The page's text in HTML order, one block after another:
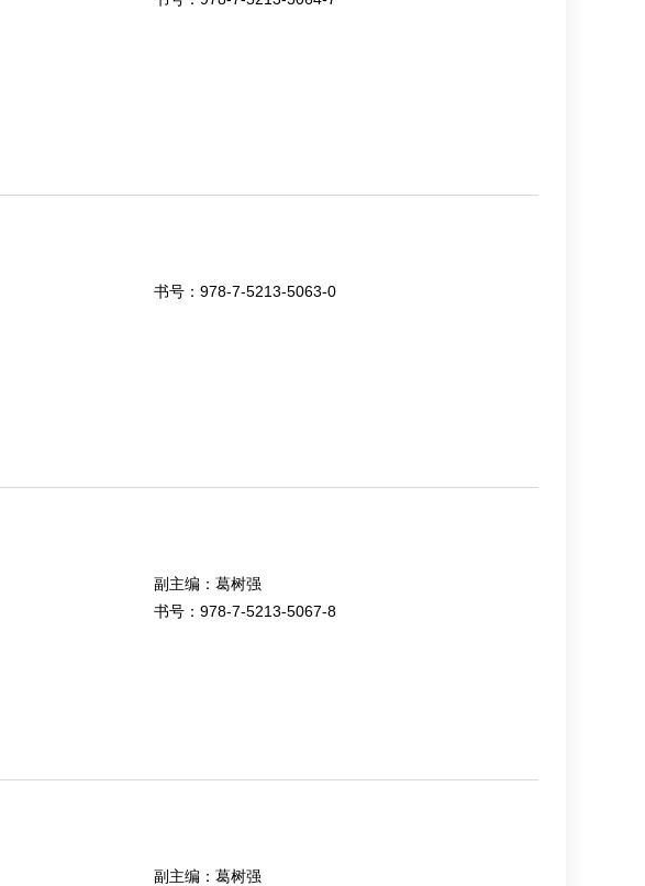
书号： 978-7-5213-5063-0
副主编： 葛树强
书号： 978-7-5213-5067-8
副主编： 葛树强